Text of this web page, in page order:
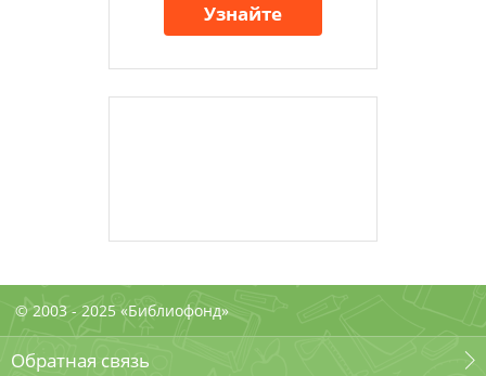
Узнайте
© 2003 - 2025 «Библиофонд»
Обратная связь